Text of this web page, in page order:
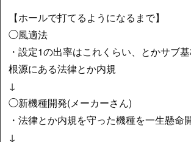
【ホールで打てるようになるまで】
◯風適法
・設定1の出率はこれくらい、とかサブ
根源にある法律とか内規
↓
◯新機種開発(メーカーさん)
・法律とか内規を守った機種を一生懸命
↓